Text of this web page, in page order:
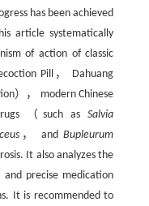
has been achieved
article systematically
of action of classic
Pill， Dahuang
）， modern Chinese
（such asSalvia
， andBupleurum
It also analyzes the
precise medication
It is recommended to